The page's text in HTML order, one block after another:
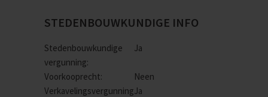
STEDENBOUWKUNDIGE INFO
Stedenbouwkundige
vergunning:
Ja
Voorkooprecht:
Neen
VerkavelingsvergunningJa